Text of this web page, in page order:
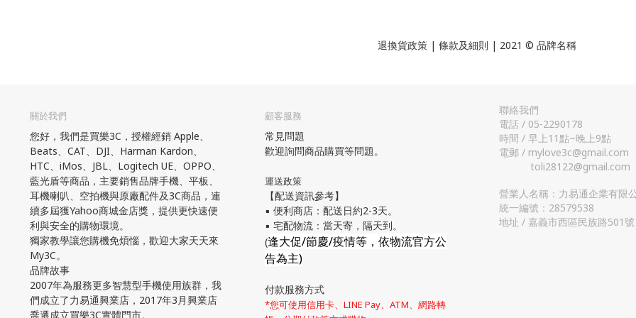
退換貨政策 | 條款及細則 | 2021 © 品牌名稱
關於我們
您好，我們是買樂3C，授權經銷 Apple、
Beats、CAT、DJI、Harman Kardon、
HTC、iMos、JBL、Logitech UE、OPPO、
藍光盾等商品，主要銷售品牌手機、平板、
耳機喇叭、空拍機與原廠配件及3C商品，連
續多屆獲Yahoo商城金店獎，提供更快速便
利與安全的購物環境。
獨家教學讓您購機免煩惱，歡迎大家天天來
My3C。
品牌故事
2007年為服務更多智慧型手機使用族群，我
們成立了力易通興業店，2017年3月興業店
喬遷成立買樂3C實體門市。
顧客服務
常見問題
歡迎詢問商品購買等問題。
運送政策
【配送資訊參考】
▪ 便利商店：配送日約2-3天。
▪ 宅配物流：當天寄，隔天到。
(逢大促/節慶/疫情等，依物流官方公
告為主)
付款服務方式
*您可使用信用卡、LINE Pay、ATM、網路轉
聯絡我們
電話 / 05-2290178
時間 / 早上11點~晚上9點
電郵 / mylove3c@gmail.com
toli28122@gmail.com
營業人名稱：力易通企業有限
統一編號：28579538
地址 / 嘉義市西區民族路501號